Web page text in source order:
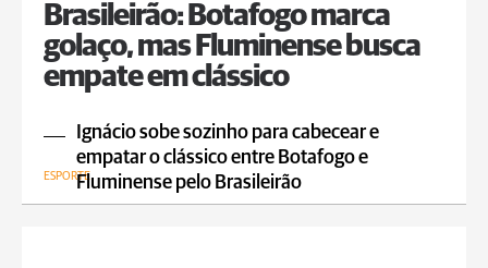
Brasileirão: Botafogo marca
golaço, mas Fluminense busca
empate em clássico
Ignácio sobe sozinho para cabecear e
empatar o clássico entre Botafogo e
Fluminense pelo Brasileirão
ESPORTE